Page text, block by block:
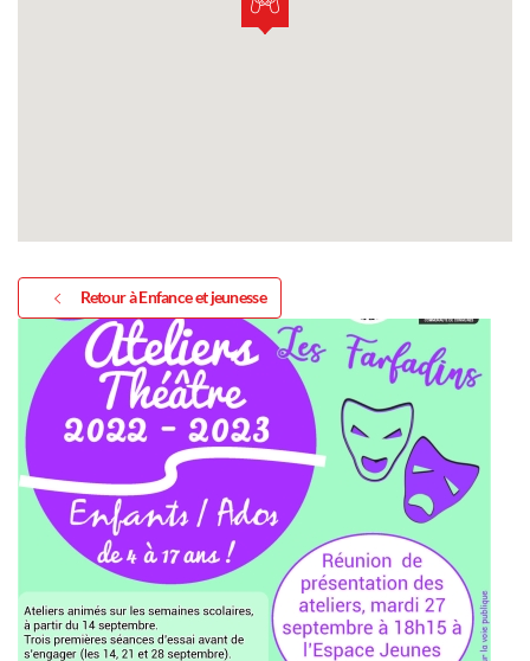
Retour à Enfance et jeunesse